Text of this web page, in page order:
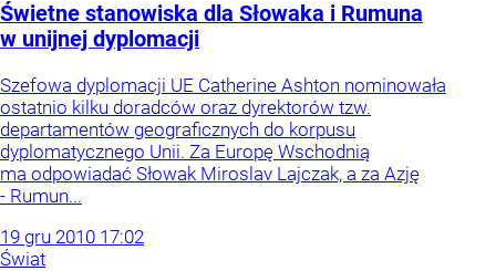
Świetne stanowiska dla Słowaka i Rumuna
w unijnej dyplomacji
Szefowa dyplomacji UE Catherine Ashton nominowała
ostatnio kilku doradców oraz dyrektorów tzw.
departamentów geograficznych do korpusu
dyplomatycznego Unii. Za Europę Wschodnią
ma odpowiadać Słowak Miroslav Lajczak, a za Azję
- Rumun...
19 gru 2010 17:02
Świat